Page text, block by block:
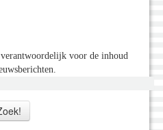
voor de inhoud